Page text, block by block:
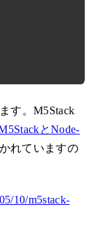
す。M5Stack
とNode-
れていますの
10/m5stack-